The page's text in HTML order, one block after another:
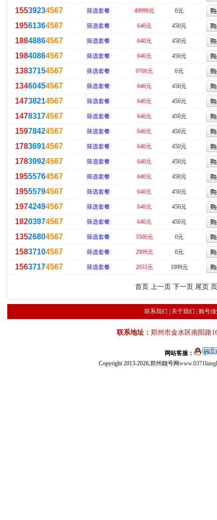
15539234567 筛选套餐 49999元 0元
19561364567 筛选套餐 640元 450元
18848864567 筛选套餐 640元 450元
19840864567 筛选套餐 640元 450元
13837154567 筛选套餐 9700元 0元
13460454567 筛选套餐 640元 450元
14738214567 筛选套餐 640元 450元
14783174567 筛选套餐 640元 450元
15978424567 筛选套餐 640元 450元
17836914567 筛选套餐 640元 450元
17839924567 筛选套餐 640元 450元
19555764567 筛选套餐 640元 450元
19555794567 筛选套餐 640元 450元
19742494567 筛选套餐 640元 450元
18203974567 筛选套餐 640元 450元
13526804567 筛选套餐 3500元 0元
15837104567 筛选套餐 2999元 0元
15637174567 筛选套餐 2053元 1099元
首页 上一页 下一页 尾页
联系我们 关于我们 购号
联系地址： 郑州市金水区南阳路
网站客服：
Copyright 2013-2026,郑州靓号网